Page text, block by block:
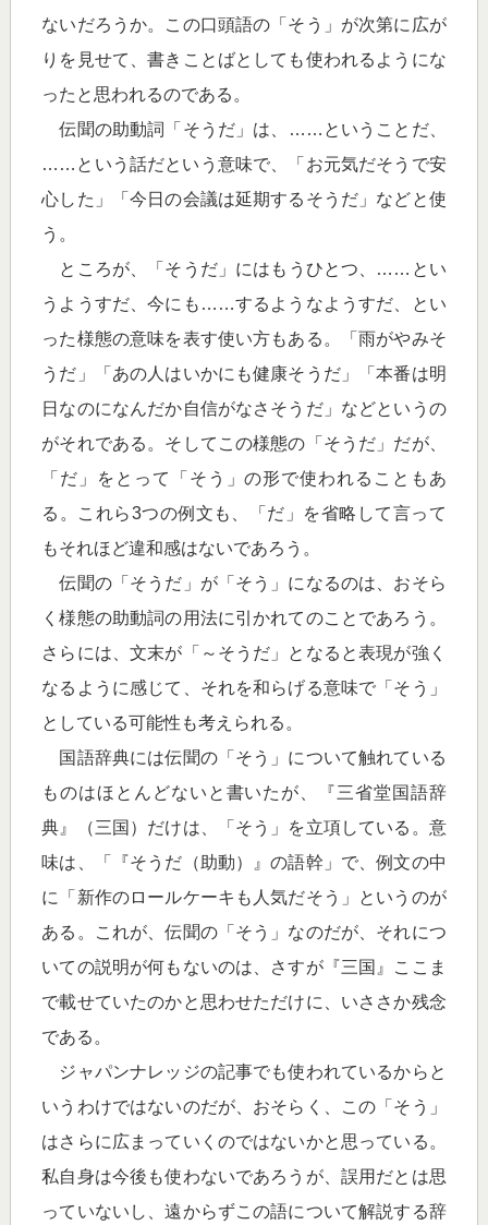
ないだろうか。この口頭語の「そう」が次第に広が
りを見せて、書きことばとしても使われるようにな
ったと思われるのである。
伝聞の助動詞「そうだ」は、……ということだ、
……という話だという意味で、「お元気だそうで安
心した」「今日の会議は延期するそうだ」などと使
う。
ところが、「そうだ」にはもうひとつ、……とい
うようすだ、今にも……するようなようすだ、とい
った様態の意味を表す使い方もある。「雨がやみそ
うだ」「あの人はいかにも健康そうだ」「本番は明
日なのになんだか自信がなさそうだ」などというの
がそれである。そしてこの様態の「そうだ」だが、
「だ」をとって「そう」の形で使われることもあ
る。これら3つの例文も、「だ」を省略して言って
もそれほど違和感はないであろう。
伝聞の「そうだ」が「そう」になるのは、おそら
く様態の助動詞の用法に引かれてのことであろう。
さらには、文末が「～そうだ」となると表現が強く
なるように感じて、それを和らげる意味で「そう」
としている可能性も考えられる。
国語辞典には伝聞の「そう」について触れている
ものはほとんどないと書いたが、『三省堂国語辞
典』（三国）だけは、「そう」を立項している。意
味は、「『そうだ（助動）』の語幹」で、例文の中
に「新作のロールケーキも人気だそう」というのが
ある。これが、伝聞の「そう」なのだが、それにつ
いての説明が何もないのは、さすが『三国』ここま
で載せていたのかと思わせただけに、いささか残念
である。
ジャパンナレッジの記事でも使われているからと
いうわけではないのだが、おそらく、この「そう」
はさらに広まっていくのではないかと思っている。
私自身は今後も使わないであろうが、誤用だとは思
っていないし、遠からずこの語について解説する辞